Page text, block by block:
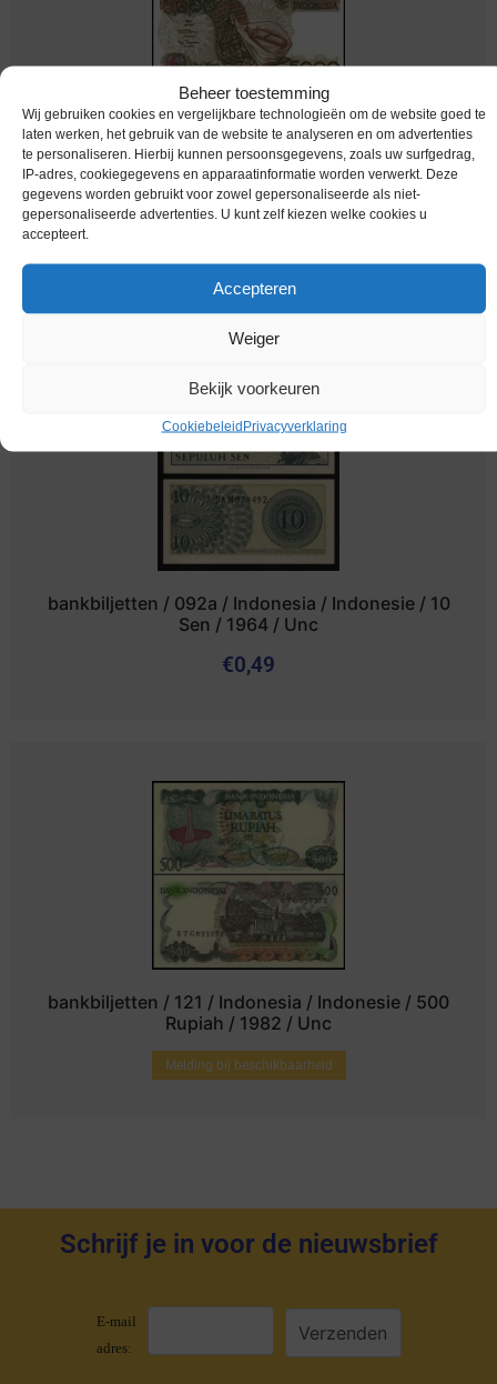
Beheer toestemming
Wij gebruiken cookies en vergelijkbare technologieën om de website goed te
laten werken, het gebruik van de website te analyseren en om advertenties
te personaliseren. Hierbij kunnen persoonsgegevens, zoals uw surfgedrag,
IP-adres, cookiegegevens en apparaatinformatie worden verwerkt. Deze
gegevens worden gebruikt voor zowel gepersonaliseerde als niet-
gepersonaliseerde advertenties. U kunt zelf kiezen welke cookies u
accepteert.
Accepteren
Weiger
Bekijk voorkeuren
CookiebeleidPrivacyverklaring
bankbiljetten / 130f / Indonesia / Indonesie /
5000 Rupiah / 1997 / Unc
€3,25
bankbiljetten / 092a / Indonesia / Indonesie / 10
Sen / 1964 / Unc
€0,49
bankbiljetten / 121 / Indonesia / Indonesie / 500
Rupiah / 1982 / Unc
Melding bij beschikbaarheid
Schrijf je in voor de nieuwsbrief
E-mail
adres: